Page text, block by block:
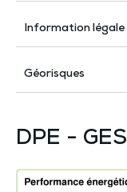
Information légale
Géorisques
DPE - GES